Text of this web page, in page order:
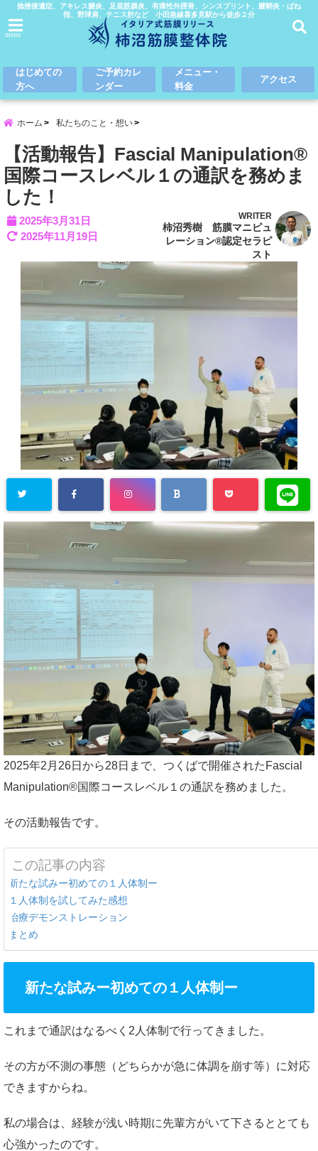
捻挫後遺症、アキレス腱炎、足底筋膜炎、有痛性外脛骨、シンスプリント、腱鞘炎・ばね
指、野球肩、テニス肘など 小田急線喜多見駅から徒歩２分
menu
はじめての
方へ
ご予約カレ
ンダー
メニュー・
料金
アクセス
ホーム 私たちのこと・想い
【活動報告】Fascial Manipulation®
国際コースレベル１の通訳を務めま
した！
2025年3月31日
2025年11月19日
WRITER
柿沼秀樹 筋膜マニピュ
レーション®認定セラピ
スト
2025年2月26日から28日まで、つくばで開催されたFascial
Manipulation®国際コースレベル１の通訳を務めました。
その活動報告です。
この記事の内容
新たな試みー初めての１人体制ー
１人体制を試してみた感想
治療デモンストレーション
まとめ
新たな試みー初めての１人体制ー
これまで通訳はなるべく2人体制で行ってきました。
その方が不測の事態（どちらかが急に体調を崩す等）に対応
できますからね。
私の場合は、経験が浅い時期に先輩方がいて下さるととても
心強かったのです。